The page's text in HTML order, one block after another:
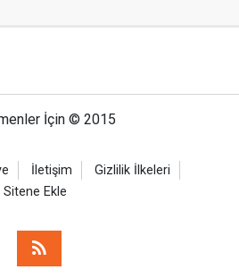
İçin © 2015
İletişim
Gizlilik İlkeleri
Sitene Ekle